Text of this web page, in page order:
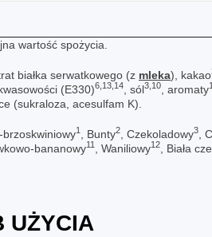
wartość spożycia.
białka serwatkowego (z mleka), kakao
(E330)6,13,14 , sól3,10 , aromaty
(sukraloza, acesulfam K).
1 , Bunty2 , Czekoladowy3 ,
bananowy11 , Waniliowy12 , Biała
UŻYCIA